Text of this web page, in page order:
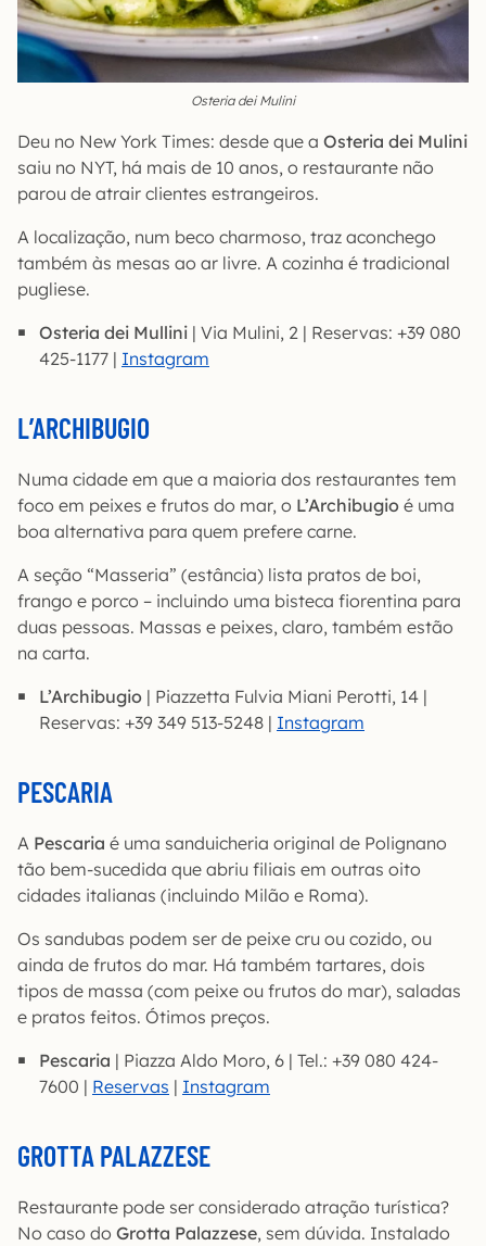
Osteria dei Mulini
Deu no New York Times: desde que a Osteria dei Mulini
saiu no NYT, há mais de 10 anos, o restaurante não
parou de atrair clientes estrangeiros.
A localização, num beco charmoso, traz aconchego
também às mesas ao ar livre. A cozinha é tradicional
pugliese.
Osteria dei Mullini | Via Mulini, 2 | Reservas: +39 080
425-1177 | Instagram
L’ARCHIBUGIO
Numa cidade em que a maioria dos restaurantes tem
foco em peixes e frutos do mar, o L’Archibugio é uma
boa alternativa para quem prefere carne.
A seção “Masseria” (estância) lista pratos de boi,
frango e porco – incluindo uma bisteca fiorentina para
duas pessoas. Massas e peixes, claro, também estão
na carta.
L’Archibugio | Piazzetta Fulvia Miani Perotti, 14 |
Reservas: +39 349 513-5248 | Instagram
PESCARIA
A Pescaria é uma sanduicheria original de Polignano
tão bem-sucedida que abriu filiais em outras oito
cidades italianas (incluindo Milão e Roma).
Os sandubas podem ser de peixe cru ou cozido, ou
ainda de frutos do mar. Há também tartares, dois
tipos de massa (com peixe ou frutos do mar), saladas
e pratos feitos. Ótimos preços.
Pescaria | Piazza Aldo Moro, 6 | Tel.: +39 080 424-
7600 | Reservas | Instagram
GROTTA PALAZZESE
Restaurante pode ser considerado atração turística?
No caso do Grotta Palazzese, sem dúvida. Instalado